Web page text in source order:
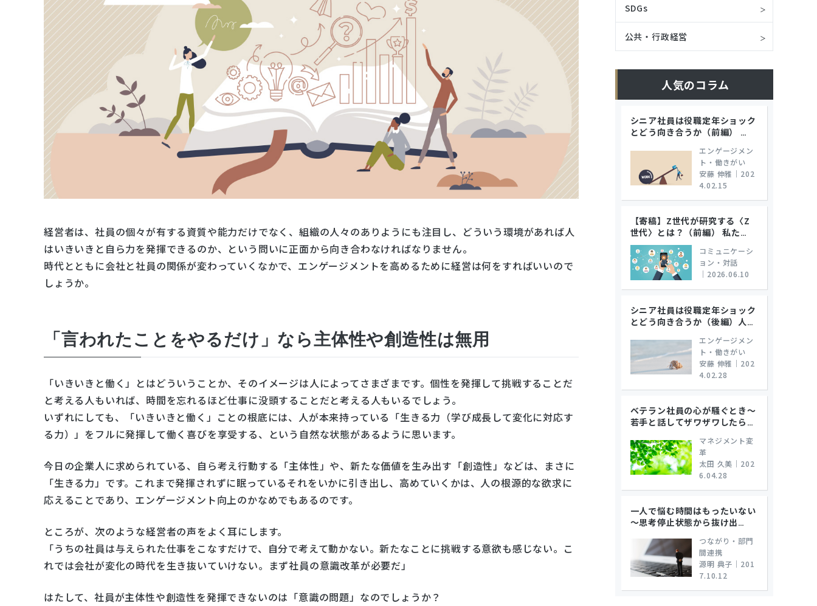
経営者は、社員の個々が有する資質や能力だけでなく、組織の人々のありようにも注目し、どういう環境があれば人
はいきいきと自ら力を発揮できるのか、という問いに正面から向き合わなければなりません。
時代とともに会社と社員の関係が変わっていくなかで、エンゲージメントを高めるために経営は何をすればいいので
しょうか。
「言われたことをやるだけ」なら主体性や創造性は無用
「いきいきと働く」とはどういうことか、そのイメージは人によってさまざまです。個性を発揮して挑戦することだ
と考える人もいれば、時間を忘れるほど仕事に没頭することだと考える人もいるでしょう。
いずれにしても、「いきいきと働く」ことの根底には、人が本来持っている「生きる力（学び成長して変化に対応す
る力）」をフルに発揮して働く喜びを享受する、という自然な状態があるように思います。
今日の企業人に求められている、自ら考え行動する「主体性」や、新たな価値を生み出す「創造性」などは、まさに
「生きる力」です。これまで発揮されずに眠っているそれをいかに引き出し、高めていくかは、人の根源的な欲求に
応えることであり、エンゲージメント向上のかなめでもあるのです。
ところが、次のような経営者の声をよく耳にします。
「うちの社員は与えられた仕事をこなすだけで、自分で考えて動かない。新たなことに挑戦する意欲も感じない。こ
れでは会社が変化の時代を生き抜いていけない。まず社員の意識改革が必要だ」
はたして、社員が主体性や創造性を発揮できないのは「意識の問題」なのでしょうか？
SDGs
公共・行政経営
人気のコラム
シニア社員は役職定年ショック
とどう向き合うか（前編）
…
エンゲージメン
ト・働きがい
安藤 伸雅 ｜ 202
4.02.15
【寄稿】Z世代が研究する〈Z
世代〉とは？（前編） 私た…
コミュニケーシ
ョン・対話
2026.06.10
シニア社員は役職定年ショック
とどう向き合うか（後編）人…
エンゲージメン
ト・働きがい
安藤 伸雅 ｜ 202
4.02.28
ベテラン社員の心が騒ぐとき～
若手と話してザワザワしたら …
マネジメント変
革
太田 久美 ｜ 202
6.04.28
一人で悩む時間はもったいない
～思考停止状態から抜け出…
つながり・部門
間連携
源明 典子 ｜ 201
7.10.12